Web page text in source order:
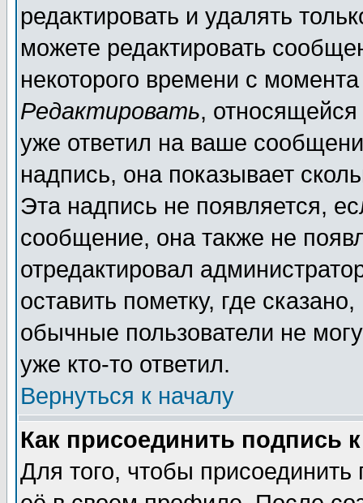
редактировать и удалять
можете редактировать
некоторого времени с
Редактировать,
уже ответил на ваше
надпись, она показывает
Эта надпись не появляется,
сообщение, она также не
отредактировал
оставить пометку, где
обычные пользователи не
уже кто-то ответил.
Вернуться к началу
Как присоединить подпись
Для того, чтобы